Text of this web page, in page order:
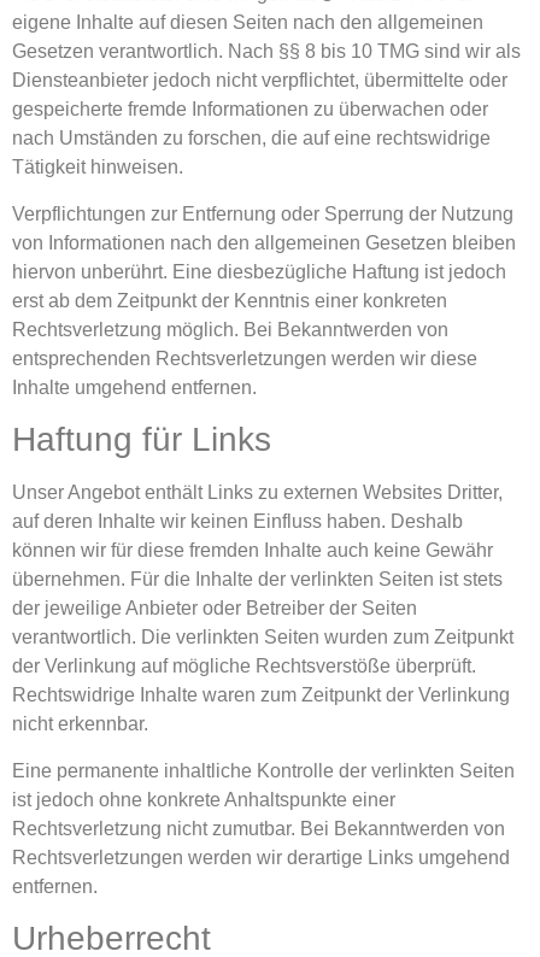
eigene Inhalte auf diesen Seiten nach den allgemeinen
Gesetzen verantwortlich. Nach §§ 8 bis 10 TMG sind wir als
Diensteanbieter jedoch nicht verpflichtet, übermittelte oder
gespeicherte fremde Informationen zu überwachen oder
nach Umständen zu forschen, die auf eine rechtswidrige
Tätigkeit hinweisen.
Verpflichtungen zur Entfernung oder Sperrung der Nutzung
von Informationen nach den allgemeinen Gesetzen bleiben
hiervon unberührt. Eine diesbezügliche Haftung ist jedoch
erst ab dem Zeitpunkt der Kenntnis einer konkreten
Rechtsverletzung möglich. Bei Bekanntwerden von
entsprechenden Rechtsverletzungen werden wir diese
Inhalte umgehend entfernen.
Haftung für Links
Unser Angebot enthält Links zu externen Websites Dritter,
auf deren Inhalte wir keinen Einfluss haben. Deshalb
können wir für diese fremden Inhalte auch keine Gewähr
übernehmen. Für die Inhalte der verlinkten Seiten ist stets
der jeweilige Anbieter oder Betreiber der Seiten
verantwortlich. Die verlinkten Seiten wurden zum Zeitpunkt
der Verlinkung auf mögliche Rechtsverstöße überprüft.
Rechtswidrige Inhalte waren zum Zeitpunkt der Verlinkung
nicht erkennbar.
Eine permanente inhaltliche Kontrolle der verlinkten Seiten
ist jedoch ohne konkrete Anhaltspunkte einer
Rechtsverletzung nicht zumutbar. Bei Bekanntwerden von
Rechtsverletzungen werden wir derartige Links umgehend
entfernen.
Urheberrecht